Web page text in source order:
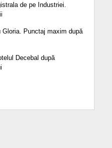
de pe Industriei.
Punctaj maxim după
Decebal după